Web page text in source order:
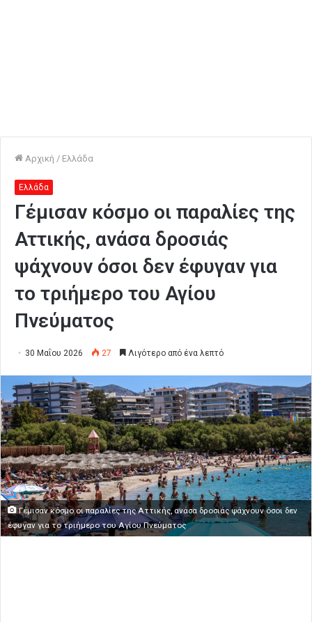
Αρχική / Ελλάδα
Ελλάδα
Γέμισαν κόσμο οι παραλίες της
Αττικής, ανάσα δροσιάς
ψάχνουν όσοι δεν έφυγαν για
το τριήμερο του Αγίου
Πνεύματος
30 Μαΐου 2026 27 Λιγότερο από ένα λεπτό
Γέμισαν κόσμο οι παραλίες της Αττικής, ανάσα δροσιάς ψάχνουν όσοι δεν
έφυγαν για το τριήμερο του Αγίου Πνεύματος